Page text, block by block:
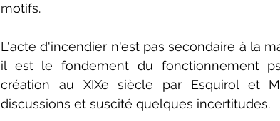
motifs.
L'acte d'incendier n'est pas secondaire à la
il est le fondement du fonctionnement
création au XIXe siècle par Esquirol et
discussions et suscité quelques incertitudes.